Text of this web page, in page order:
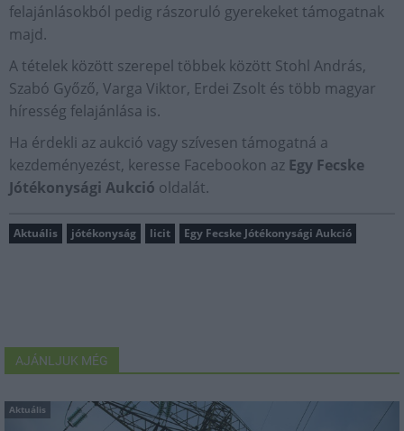
felajánlásokból pedig rászoruló gyerekeket támogatnak
majd.
A tételek között szerepel többek között Stohl András,
Szabó Győző, Varga Viktor, Erdei Zsolt és több magyar
híresség felajánlása is.
Ha érdekli az aukció vagy szívesen támogatná a
kezdeményezést, keresse Facebookon az Egy Fecske
Jótékonysági Aukció oldalát.
Aktuális jótékonyság licit Egy Fecske Jótékonysági Aukció
AJÁNLJUK MÉG
Aktuális